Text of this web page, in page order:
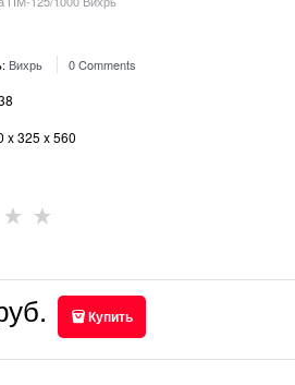
Вихрь 0 Comments
x325 x560
Купить